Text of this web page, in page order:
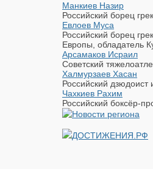
Манкиев Назир
Российский борец
Евлоев Муса
Российский борец
Европы, обладатель
Арсамаков Исраил
Советский
Халмурзаев Хасан
Российский дзюдоист
Чахкиев Рахим
Российский боксёр-
ДОСТИЖЕНИЯ.РФ